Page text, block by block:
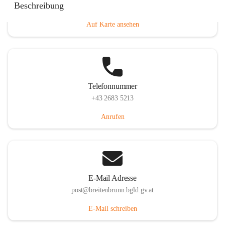
Beschreibung
Auf Karte ansehen
Telefonnummer
+43 2683 5213
Anrufen
E-Mail Adresse
post@breitenbrunn.bgld.gv.at
E-Mail schreiben